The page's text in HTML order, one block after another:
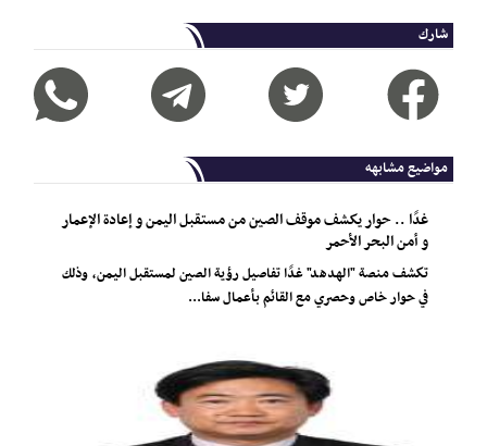
شارك
مواضيع مشابهه
غدًا .. حوار يكشف موقف الصين من مستقبل اليمن و إعادة الإعمار
و أمن البحر الأحمر
تكشف منصة "الهدهد" غدًا تفاصيل رؤية الصين لمستقبل اليمن، وذلك
في حوار خاص وحصري مع القائم بأعمال سفا...